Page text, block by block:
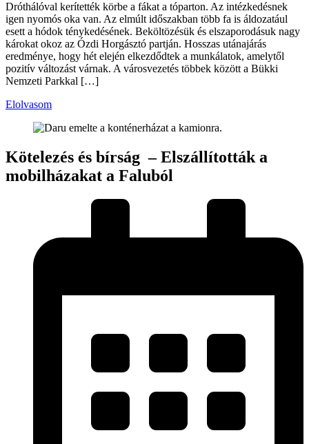
Dróthálóval kerítették körbe a fákat a tóparton. Az intézkedésnek
igen nyomós oka van. Az elmúlt időszakban több fa is áldozatául
esett a hódok ténykedésének. Beköltözésük és elszaporodásuk nagy
károkat okoz az Ózdi Horgásztó partján. Hosszas utánajárás
eredménye, hogy hét elején elkezdődtek a munkálatok, amelytől
pozitív változást várnak. A városvezetés többek között a Bükki
Nemzeti Parkkal […]
Elolvasom
Kötelezés és bírság – Elszállították a
mobilházakat a Faluból